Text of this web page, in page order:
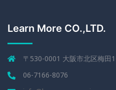
Learn More CO.,LTD.
〒530-0001 大阪市北区梅田
06-7166-8076